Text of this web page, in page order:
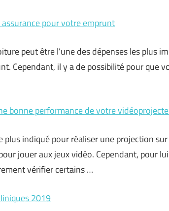
pour votre emprunt
peut être l’une des dépenses les plus
Cependant, il y a de possibilité pour que
bonne performance de votre
plus indiqué pour réaliser une projection
jouer aux jeux vidéo. Cependant, pour
vérifier certains …
2019